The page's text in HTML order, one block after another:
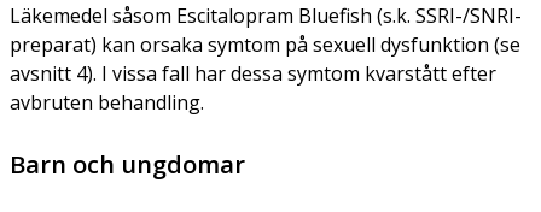
Läkemedel såsom Escitalopram Bluefish (s.k. SSRI-/SNRI-
preparat) kan orsaka symtom på sexuell dysfunktion (se
avsnitt 4). I vissa fall har dessa symtom kvarstått efter
avbruten behandling.
Barn och ungdomar